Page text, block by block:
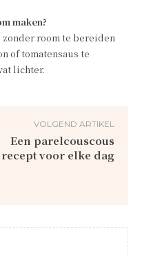
maken?
room te bereiden
of tomatensaus te
lichter.
VOLGEND ARTIKEL
Een parelcouscous
recept voor elke dag